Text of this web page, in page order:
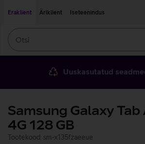
Eraklient
Äriklient Iseteenindus
Uuskasutatud
Samsung Galaxy Tab
4G 128 GB
Tootekood: sm-x135fzaeeue